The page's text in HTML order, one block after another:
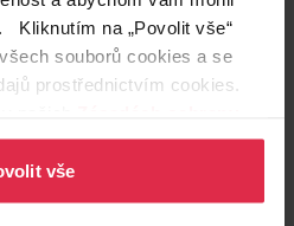
Kliknutím na „Povolit vše“
souborů cookies a se
prostřednictvím cookies.
vše
se inspirujte současnými
se k tomuto trendu
krátkými tahya
nedělejte
inspiraci, čím vším ho